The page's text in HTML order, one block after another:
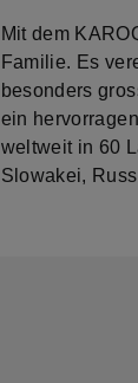
Mit dem
Familie. Es
besonders
ein
weltweit in 60
Slowakei,